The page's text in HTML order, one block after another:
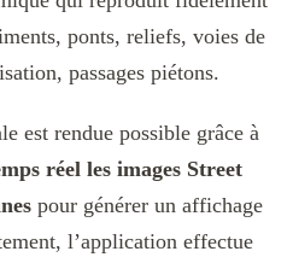
ponts, reliefs, voies de
passages piétons.
est rendue possible grâce à
réel les images Street
pour générer un affichage
l’application effectue